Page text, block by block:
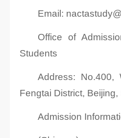
Email:
Office of
Students
Address: No.400,
Fengtai District, Beijing,
Admission